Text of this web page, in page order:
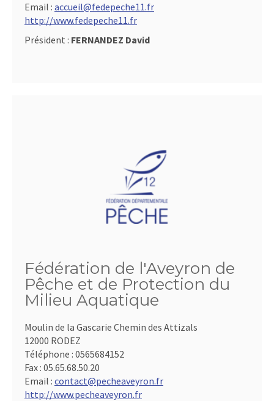
Email : accueil@fedepeche11.fr
http://www.fedepeche11.fr
Président : FERNANDEZ David
Fédération de l'Aveyron de
Pêche et de Protection du
Milieu Aquatique
Moulin de la Gascarie Chemin des Attizals
12000 RODEZ
Téléphone : 0565684152
Fax : 05.65.68.50.20
Email : contact@pecheaveyron.fr
http://www.pecheaveyron.fr